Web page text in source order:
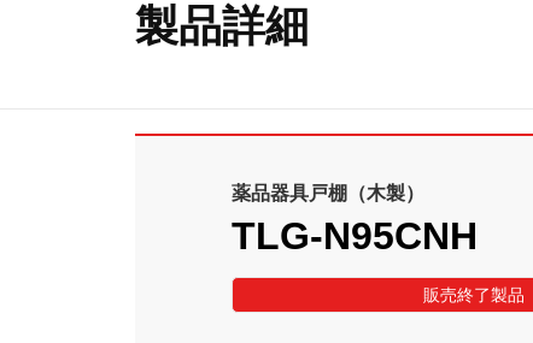
製品詳細
薬品器具戸棚（木製）
TLG-N95CNH
販売終了製品